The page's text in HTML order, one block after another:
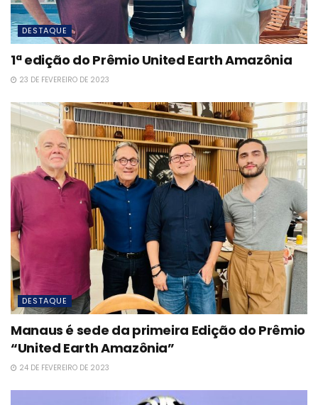
DESTAQUE
1ª edição do Prêmio United Earth Amazônia
23 DE FEVEREIRO DE 2023
DESTAQUE
Manaus é sede da primeira Edição do Prêmio
“United Earth Amazônia”
24 DE FEVEREIRO DE 2023